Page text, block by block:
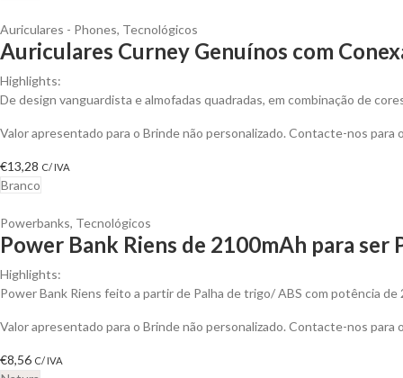
Auriculares - Phones, Tecnológicos
Auriculares Curney Genuínos com
Highlights:
De design vanguardista e almofadas quadradas, em combinação de
Valor apresentado para o Brinde não personalizado. Contacte-nos
€13,28 C/ IVA
Branco
Powerbanks, Tecnológicos
Power Bank Riens de 2100mAh para ser
Highlights:
Power Bank Riens feito a partir de Palha de trigo/ ABS com potência
Valor apresentado para o Brinde não personalizado. Contacte-nos
€8,56 C/ IVA